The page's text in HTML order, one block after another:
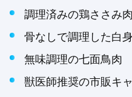
調理済みの鶏ささみ肉
骨なしで調理した白
無味調理の七面鳥肉
獣医師推奨の市販キ